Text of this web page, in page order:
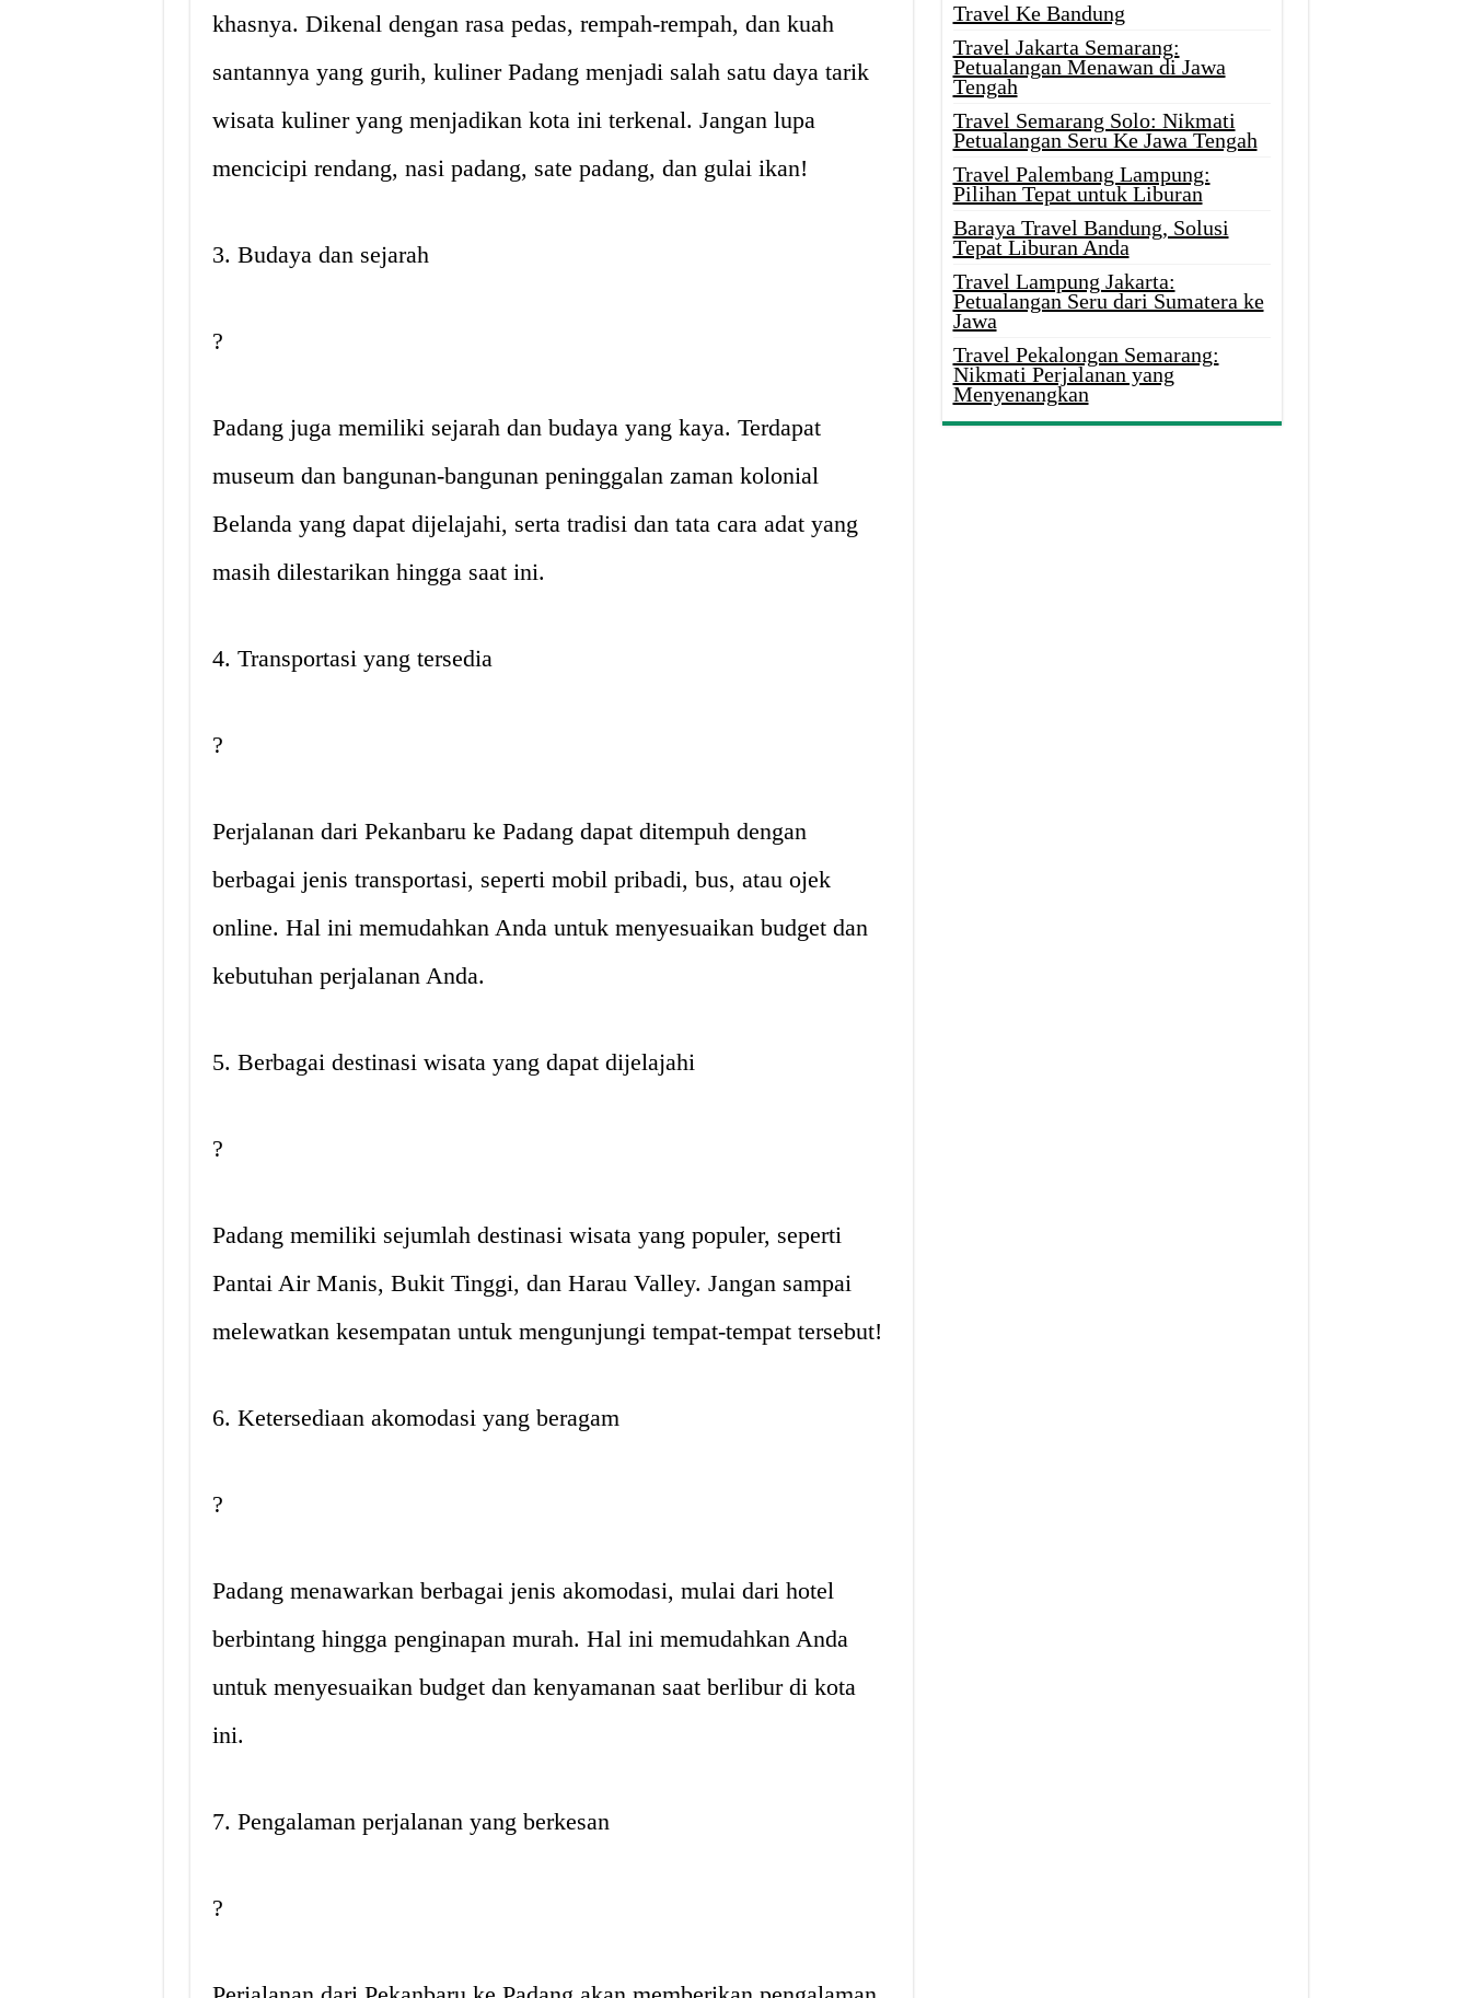
khasnya. Dikenal dengan rasa pedas, rempah-rempah, dan kuah
santannya yang gurih, kuliner Padang menjadi salah satu daya tarik
wisata kuliner yang menjadikan kota ini terkenal. Jangan lupa
mencicipi rendang, nasi padang, sate padang, dan gulai ikan!
3. Budaya dan sejarah
?️
Padang juga memiliki sejarah dan budaya yang kaya. Terdapat
museum dan bangunan-bangunan peninggalan zaman kolonial
Belanda yang dapat dijelajahi, serta tradisi dan tata cara adat yang
masih dilestarikan hingga saat ini.
4. Transportasi yang tersedia
?
Perjalanan dari Pekanbaru ke Padang dapat ditempuh dengan
berbagai jenis transportasi, seperti mobil pribadi, bus, atau ojek
online. Hal ini memudahkan Anda untuk menyesuaikan budget dan
kebutuhan perjalanan Anda.
5. Berbagai destinasi wisata yang dapat dijelajahi
?️
Padang memiliki sejumlah destinasi wisata yang populer, seperti
Pantai Air Manis, Bukit Tinggi, dan Harau Valley. Jangan sampai
melewatkan kesempatan untuk mengunjungi tempat-tempat tersebut!
6. Ketersediaan akomodasi yang beragam
?
Padang menawarkan berbagai jenis akomodasi, mulai dari hotel
berbintang hingga penginapan murah. Hal ini memudahkan Anda
untuk menyesuaikan budget dan kenyamanan saat berlibur di kota
ini.
7. Pengalaman perjalanan yang berkesan
?️
Travel Ke Bandung
Travel Jakarta Semarang:
Petualangan Menawan di Jawa
Tengah
Travel Semarang Solo: Nikmati
Petualangan Seru Ke Jawa Tengah
Travel Palembang Lampung:
Pilihan Tepat untuk Liburan
Baraya Travel Bandung, Solusi
Tepat Liburan Anda
Travel Lampung Jakarta:
Petualangan Seru dari Sumatera ke
Jawa
Travel Pekalongan Semarang:
Nikmati Perjalanan yang
Menyenangkan